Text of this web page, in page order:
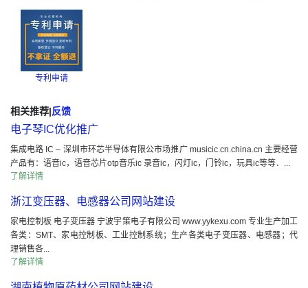
专利申请
相关推荐|反馈
电子琴IC优化推广
集成电路 IC – 深圳市环芯半导体有限公市场推广 musicic.cn.china.cn 主要经营
产品有：语音ic，语音芯片otp音乐ic 录音ic，闪灯ic，门铃ic，玩具ic等等．...
了解详情
浙江变压器、电感器公司网站建设
家电控制板 电子变压器 宁波宇策电子有限公司 www.yykexu.com 专业生产加工
各类：SMT、家电控制板、工业控制系统；生产各类电子变压器、电感器；代
理销售各...
了解详情